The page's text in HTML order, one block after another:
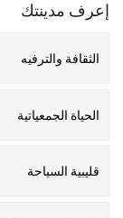
إعرف مدينتك
الثقافة والترفيه
الحياة الجمعياتية
قليبية السياحة